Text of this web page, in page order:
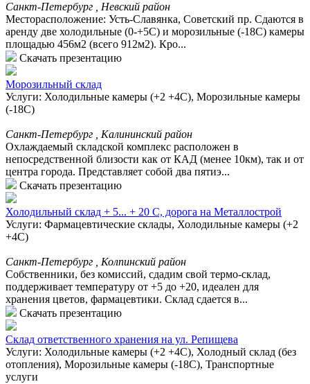
Санкт-Петербург , Невский район
Месторасположение: Усть-Славянка, Советский пр. Сдаются в
аренду две холодильные (0-+5С) и морозильные (-18С) камеры
площадью 456м2 (всего 912м2). Кро...
Скачать презентацию
Морозильный склад
Услуги: Холодильные камеры (+2 +4С), Морозильные камеры
(-18С)
Санкт-Петербург , Калининский район
Охлаждаемый складской комплекс расположен в
непосредственной близости как от КАД (менее 10км), так и от
центра города. Представляет собой два пятиэ...
Скачать презентацию
Холодильный склад + 5... + 20 C, дорога на Металлострой
Услуги: Фармацевтические склады, Холодильные камеры (+2
+4С)
Санкт-Петербург , Колпинский район
Собственники, без комиссий, сдадим свой термо-склад,
поддерживает температуру от +5 до +20, идеален для
хранения цветов, фармацевтики. Склад сдается в...
Скачать презентацию
Склад ответственного хранения на ул. Репищева
Услуги: Холодильные камеры (+2 +4С), Холодный склад (без
отопления), Морозильные камеры (-18С), Транспортные
услуги